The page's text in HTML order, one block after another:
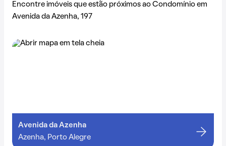
Encontre imóveis que estão próximos ao Condomínio em
Avenida da Azenha, 197
Avenida da Azenha
Azenha, Porto Alegre